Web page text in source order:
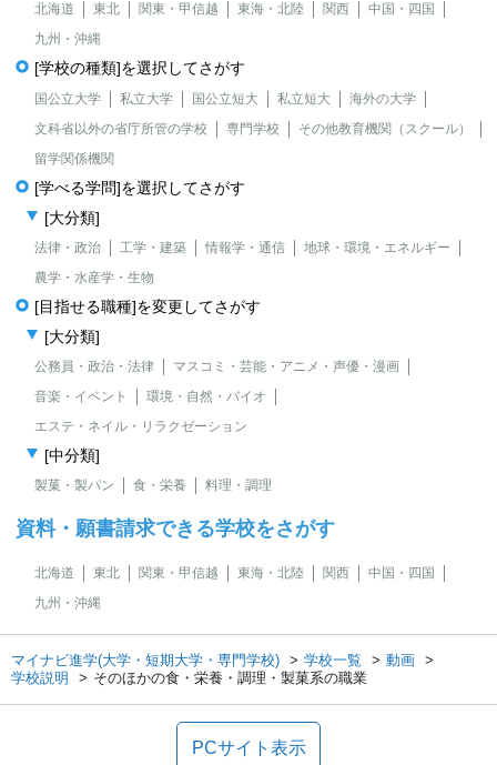
北海道 東北 関東・甲信越 東海・北陸 関西
中国・四国
九州・沖縄
[学校の種類]を選択してさがす
国公立大学 私立大学 国公立短大 私立短大
海外の大学
文科省以外の省庁所管の学校
専門学校
その他教育機関（スクール）
留学関係機関
[学べる学問]を選択してさがす
[大分類]
法律・政治 工学・建築 情報学・通信
地球・環境・エネルギー
農学・水産学・生物
[目指せる職種]を変更してさがす
[大分類]
公務員・政治・法律
マスコミ・芸能・アニメ・声優・漫画
音楽・イベント
環境・自然・バイオ
エステ・ネイル・リラクゼーション
[中分類]
製菓・製パン 食・栄養 料理・調理
資料・願書請求できる学校をさがす
北海道 東北 関東・甲信越 東海・北陸 関西
中国・四国
九州・沖縄
マイナビ進学(大学・短期大学・専門学校) 学校一覧
動画
学校説明
そのほかの食・栄養・調理・製菓系の職業
PCサイト表示